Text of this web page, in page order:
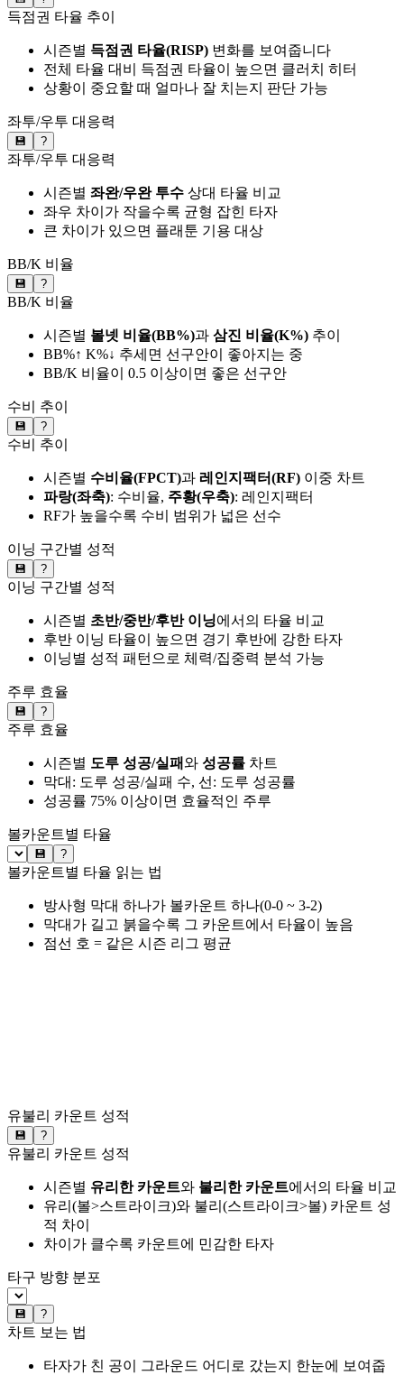
득점권 타율 추이
시즌별 득점권 타율(RISP) 변화를 보여줍니다
전체 타율 대비 득점권 타율이 높으면 클러치 히터
상황이 중요할 때 얼마나 잘 치는지 판단 가능
좌투/우투 대응력
💾 ?
좌투/우투 대응력
시즌별 좌완/우완 투수 상대 타율 비교
좌우 차이가 작을수록 균형 잡힌 타자
큰 차이가 있으면 플래툰 기용 대상
BB/K 비율
💾 ?
BB/K 비율
시즌별 볼넷 비율(BB%)과 삼진 비율(K%) 추이
BB%↑ K%↓ 추세면 선구안이 좋아지는 중
BB/K 비율이 0.5 이상이면 좋은 선구안
수비 추이
💾 ?
수비 추이
시즌별 수비율(FPCT)과 레인지팩터(RF) 이중 차트
파랑(좌축): 수비율, 주황(우축): 레인지팩터
RF가 높을수록 수비 범위가 넓은 선수
이닝 구간별 성적
💾 ?
이닝 구간별 성적
시즌별 초반/중반/후반 이닝에서의 타율 비교
후반 이닝 타율이 높으면 경기 후반에 강한 타자
이닝별 성적 패턴으로 체력/집중력 분석 가능
주루 효율
💾 ?
주루 효율
시즌별 도루 성공/실패와 성공률 차트
막대: 도루 성공/실패 수, 선: 도루 성공률
성공률 75% 이상이면 효율적인 주루
볼카운트별 타율
💾 ?
볼카운트별 타율 읽는 법
방사형 막대 하나가 볼카운트 하나(0-0 ~ 3-2)
막대가 길고 붉을수록 그 카운트에서 타율이 높음
점선 호 = 같은 시즌 리그 평균
유불리 카운트 성적
💾 ?
유불리 카운트 성적
시즌별 유리한 카운트와 불리한 카운트에서의 타율 비교
유리(볼>스트라이크)와 불리(스트라이크>볼) 카운트 성
적 차이
차이가 클수록 카운트에 민감한 타자
타구 방향 분포
💾 ?
차트 보는 법
타자가 친 공이 그라운드 어디로 갔는지 한눈에 보여줍